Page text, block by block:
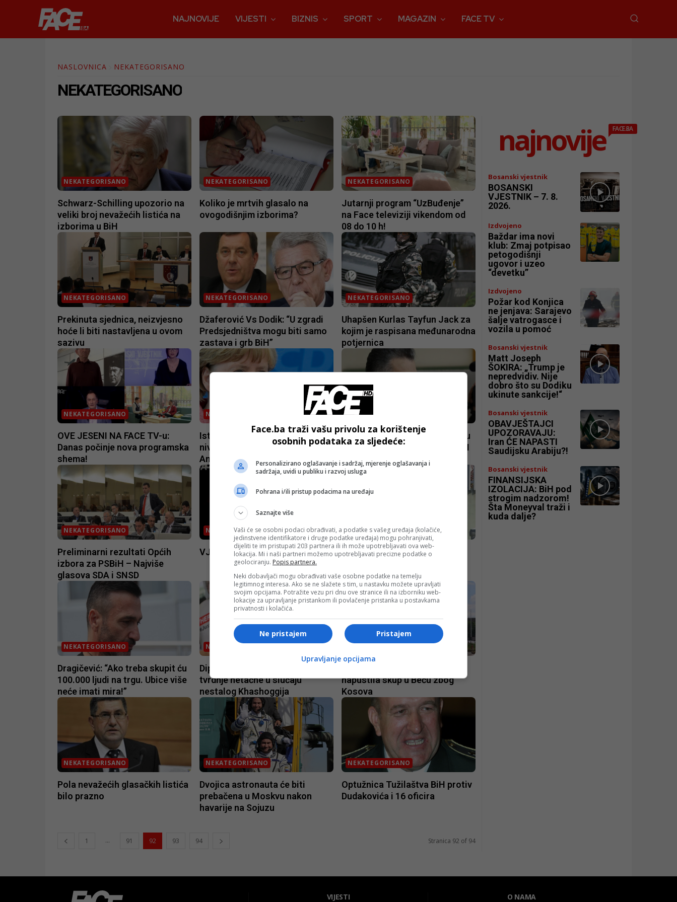
NAJNOVIJE VIJESTI BIZNIS SPORT MAGAZIN FACE TV
NASLOVNICA NEKATEGORISANO
NEKATEGORISANO
NEKATEGORISANO
Schwarz-Schilling upozorio na
veliki broj nevažećih listića na
izborima u BiH
NEKATEGORISANO
Koliko je mrtvih glasalo na
ovogodišnjim izborima?
NEKATEGORISANO
Jutarnji program “UzBuđenje”
na Face televiziji vikendom od
08 do 10 h!
NEKATEGORISANO
Prekinuta sjednica, neizvjesno
hoće li biti nastavljena u ovom
sazivu
NEKATEGORISANO
Džaferović Vs Dodik: “U zgradi
Predsjedništva mogu biti samo
zastava i grb BiH”
NEKATEGORISANO
Uhapšen Kurlas Tayfun Jack za
kojim je raspisana međunarodna
potjernica
NEKATEGORISANO
OVE JESENI NA FACE TV-u:
Danas počinje nova programska
shema!
NEKATEGORISANO
Istraživanje: Rekordno nizak
nivo podrške vladajućoj koaliciji
Angele Merkel
NEKATEGORISANO
SBB traži ponavljanje brojanja u
izbornoj jedinici Federacija BiH
NEKATEGORISANO
Preliminarni rezultati Općih
izbora za PSBiH – Najviše
glasova SDA i SNSD
NEKATEGORISANO
VJESTNIK 7U7 – 11. 10. 2018.
NEKATEGORISANO
“Pravedni” Sud BiH smanjio
NEKATEGORISANO
Dragičević: “Ako treba skupit ću
100.000 ljudi na trgu. Ubice više
neće imati mira!”
NEKATEGORISANO
Diplomatski izvor: Trumpove
tvrdnje netačne u slučaju
nestalog Khashoggija
napustila skup u Beču zbog
Kosova
NEKATEGORISANO
Pola nevažećih glasačkih listića
bilo prazno
NEKATEGORISANO
Dvojica astronauta će biti
prebačena u Moskvu nakon
havarije na Sojuzu
NEKATEGORISANO
Optužnica Tužilaštva BiH protiv
Dudakovića i 16 oficira
1 ... 91 92 93 94 Stranica 92 of 94
najnovije FACE.BA
Bosanski vjestnik
BOSANSKI
VJESTNIK – 7. 8.
2026.
Izdvojeno
Baždar ima novi
klub: Zmaj potpisao
petogodišnji
ugovor i uzeo
“devetku”
Izdvojeno
Požar kod Konjica
ne jenjava: Sarajevo
šalje vatrogasce i
vozila u pomoć
Bosanski vjestnik
Matt Joseph
ŠOKIRA: „Trump je
nepredvidiv. Nije
dobro što su Dodiku
ukinute sankcije!“
Bosanski vjestnik
OBAVJEŠTAJCI
UPOZORAVAJU:
Iran ĆE NAPASTI
Saudijsku Arabiju?!
Bosanski vjestnik
FINANSIJSKA
IZOLACIJA: BiH pod
strogim nadzorom!
Šta Moneyval traži i
kuda dalje?
VIJESTI O NAMA
Face.ba traži vašu privolu za korištenje
osobnih podataka za sljedeće:
Personalizirano oglašavanje i sadržaj, mjerenje oglašavanja i
sadržaja, uvidi u publiku i razvoj usluga
Pohrana i/ili pristup podacima na uređaju
Saznajte više
Vaši će se osobni podaci obrađivati, a podatke s vašeg uređaja (kolačiće,
jedinstvene identifikatore i druge podatke uređaja) mogu pohranjivati,
dijeliti te im pristupati 203 partnera ili ih može upotrebljavati ova web-
lokacija. Mi i naši partneri možemo upotrebljavati precizne podatke o
geolociranju. Popis partnera.
Neki dobavljači mogu obrađivati vaše osobne podatke na temelju
legitimnog interesa. Ako se ne slažete s tim, u nastavku možete upravljati
svojim opcijama. Potražite vezu pri dnu ove stranice ili na izborniku web-
lokacije za upravljanje pristankom ili povlačenje pristanka u postavkama
privatnosti i kolačića.
Pristajem
Ne pristajem
Upravljanje opcijama